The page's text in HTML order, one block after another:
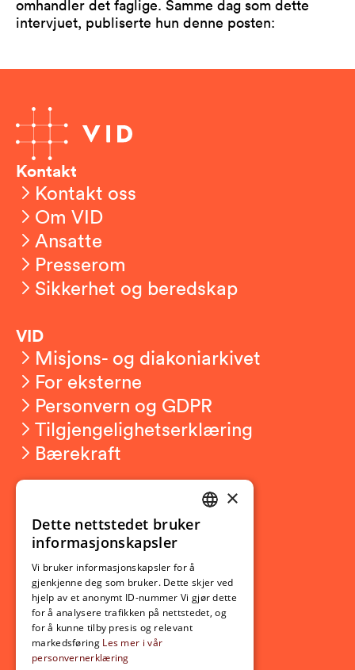
omhandler det faglige. Samme dag som dette
intervjuet, publiserte hun denne posten:
Kontakt
Kontakt oss
Om VID
Ansatte
Presserom
Sikkerhet og beredskap
VID
Misjons- og diakoniarkivet
For eksterne
Personvern og GDPR
Tilgjengelighetserklæring
Bærekraft
Ny student
Utveksling
Opptak
Lov- og regelverk
Aktuelt
Nyheter
NORWEGIAN
×
Dette nettstedet bruker
informasjonskapsler
Vi bruker informasjonskapsler for å
gjenkjenne deg som bruker. Dette skjer ved
hjelp av et anonymt ID-nummer Vi gjør dette
for å analysere trafikken på nettstedet, og
for å kunne tilby presis og relevant
markedsføring Les mer i vår
personvernerklæring